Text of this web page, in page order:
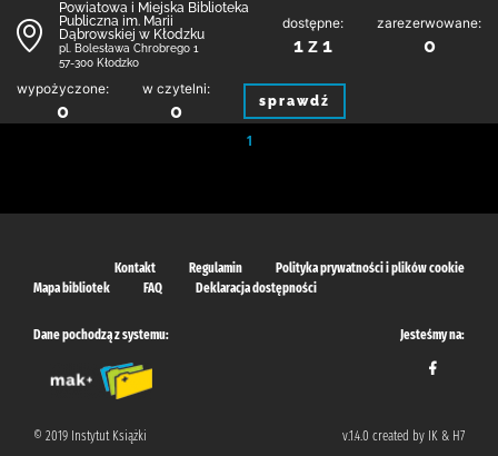
Powiatowa i Miejska Biblioteka
Publiczna im. Marii
Dąbrowskiej w Kłodzku
pl. Bolesława Chrobrego 1
57-300 Kłodzko
dostępne:
1 z 1
zarezerwowane:
0
wypożyczone:
0
w czytelni:
0 sprawdź
1
Kontakt Regulamin
Polityka prywatności i plików cookie
Mapa bibliotek
FAQ Deklaracja dostępności
Dane pochodzą z systemu: Jesteśmy na:
© 2019 Instytut Książki v.1.4.0 created by IK & H7